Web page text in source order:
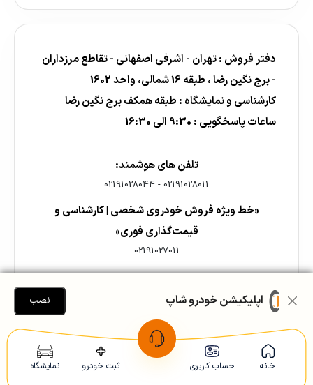
خانه حساب کاربری ثبت خودرو نمایشگاه
دفتر فروش : تهران - اشرفی اصفهانی - تقاطع مرزداران
- برج نگین رضا ، طبقه 16 شمالی، واحد 1602
کارشناسی و نمایشگاه : طبقه همکف برج نگین رضا
ساعات پاسخگویی : 9:30 الی 16:30
تلفن های هوشمند:
02191028011
-
02191028044
«خط ویژه فروش خودروی شخصی | کارشناسی و
قیمت‌گذاری فوری»
02191027011
اپلیکیشن خودرو شاپ نصب